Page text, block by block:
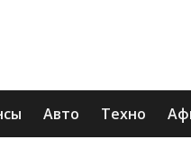
Авто Техно